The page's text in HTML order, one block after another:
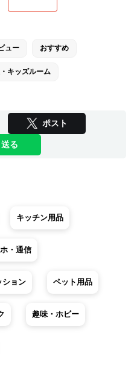
ュー おすすめ
キッズルーム
ポスト
送る
キッチン用品
・通信
ション ペット用品
趣味・ホビー